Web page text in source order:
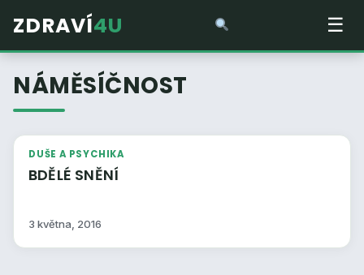
ZDRAVÍ4U ☰
NÁMĚSÍČNOST
DUŠE A PSYCHIKA
BDĚLÉ SNĚNÍ
3 května, 2016